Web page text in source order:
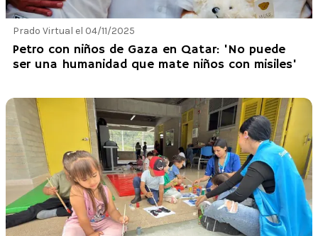
Prado Virtual el 04/11/2025
Petro con niños de Gaza en Qatar: 'No puede
ser una humanidad que mate niños con misiles'